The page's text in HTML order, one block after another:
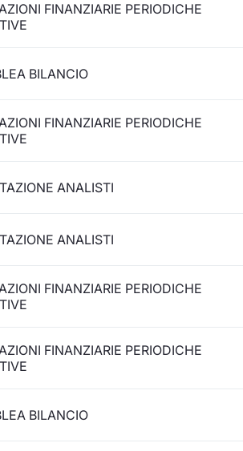
FINANZIARIE PERIODICHE
BILANCIO
FINANZIARIE PERIODICHE
ANALISTI
ANALISTI
FINANZIARIE PERIODICHE
FINANZIARIE PERIODICHE
BILANCIO